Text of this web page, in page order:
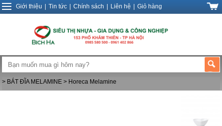
Giới thiệu Tin tức Chính sách Liên hệ Giỏ hàng
> BÁT ĐĨA MELAMINE > Horeca Melamine